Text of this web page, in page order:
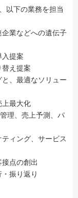
以下の業務を担当
企業などへの遺伝子
入提案
替え提案
、最適なソリュー
上最大化
理、売上予測、パ
ィング、サービス
点の創出
振り返り